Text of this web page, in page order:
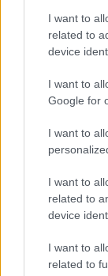
I want to
related to
device
I want to
Google for
I want to
I want to
related to
device
I want to
related to